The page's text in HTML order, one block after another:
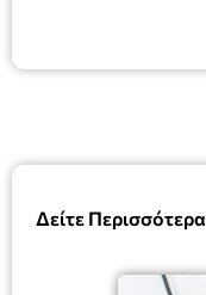
Δείτε Περισσότερα